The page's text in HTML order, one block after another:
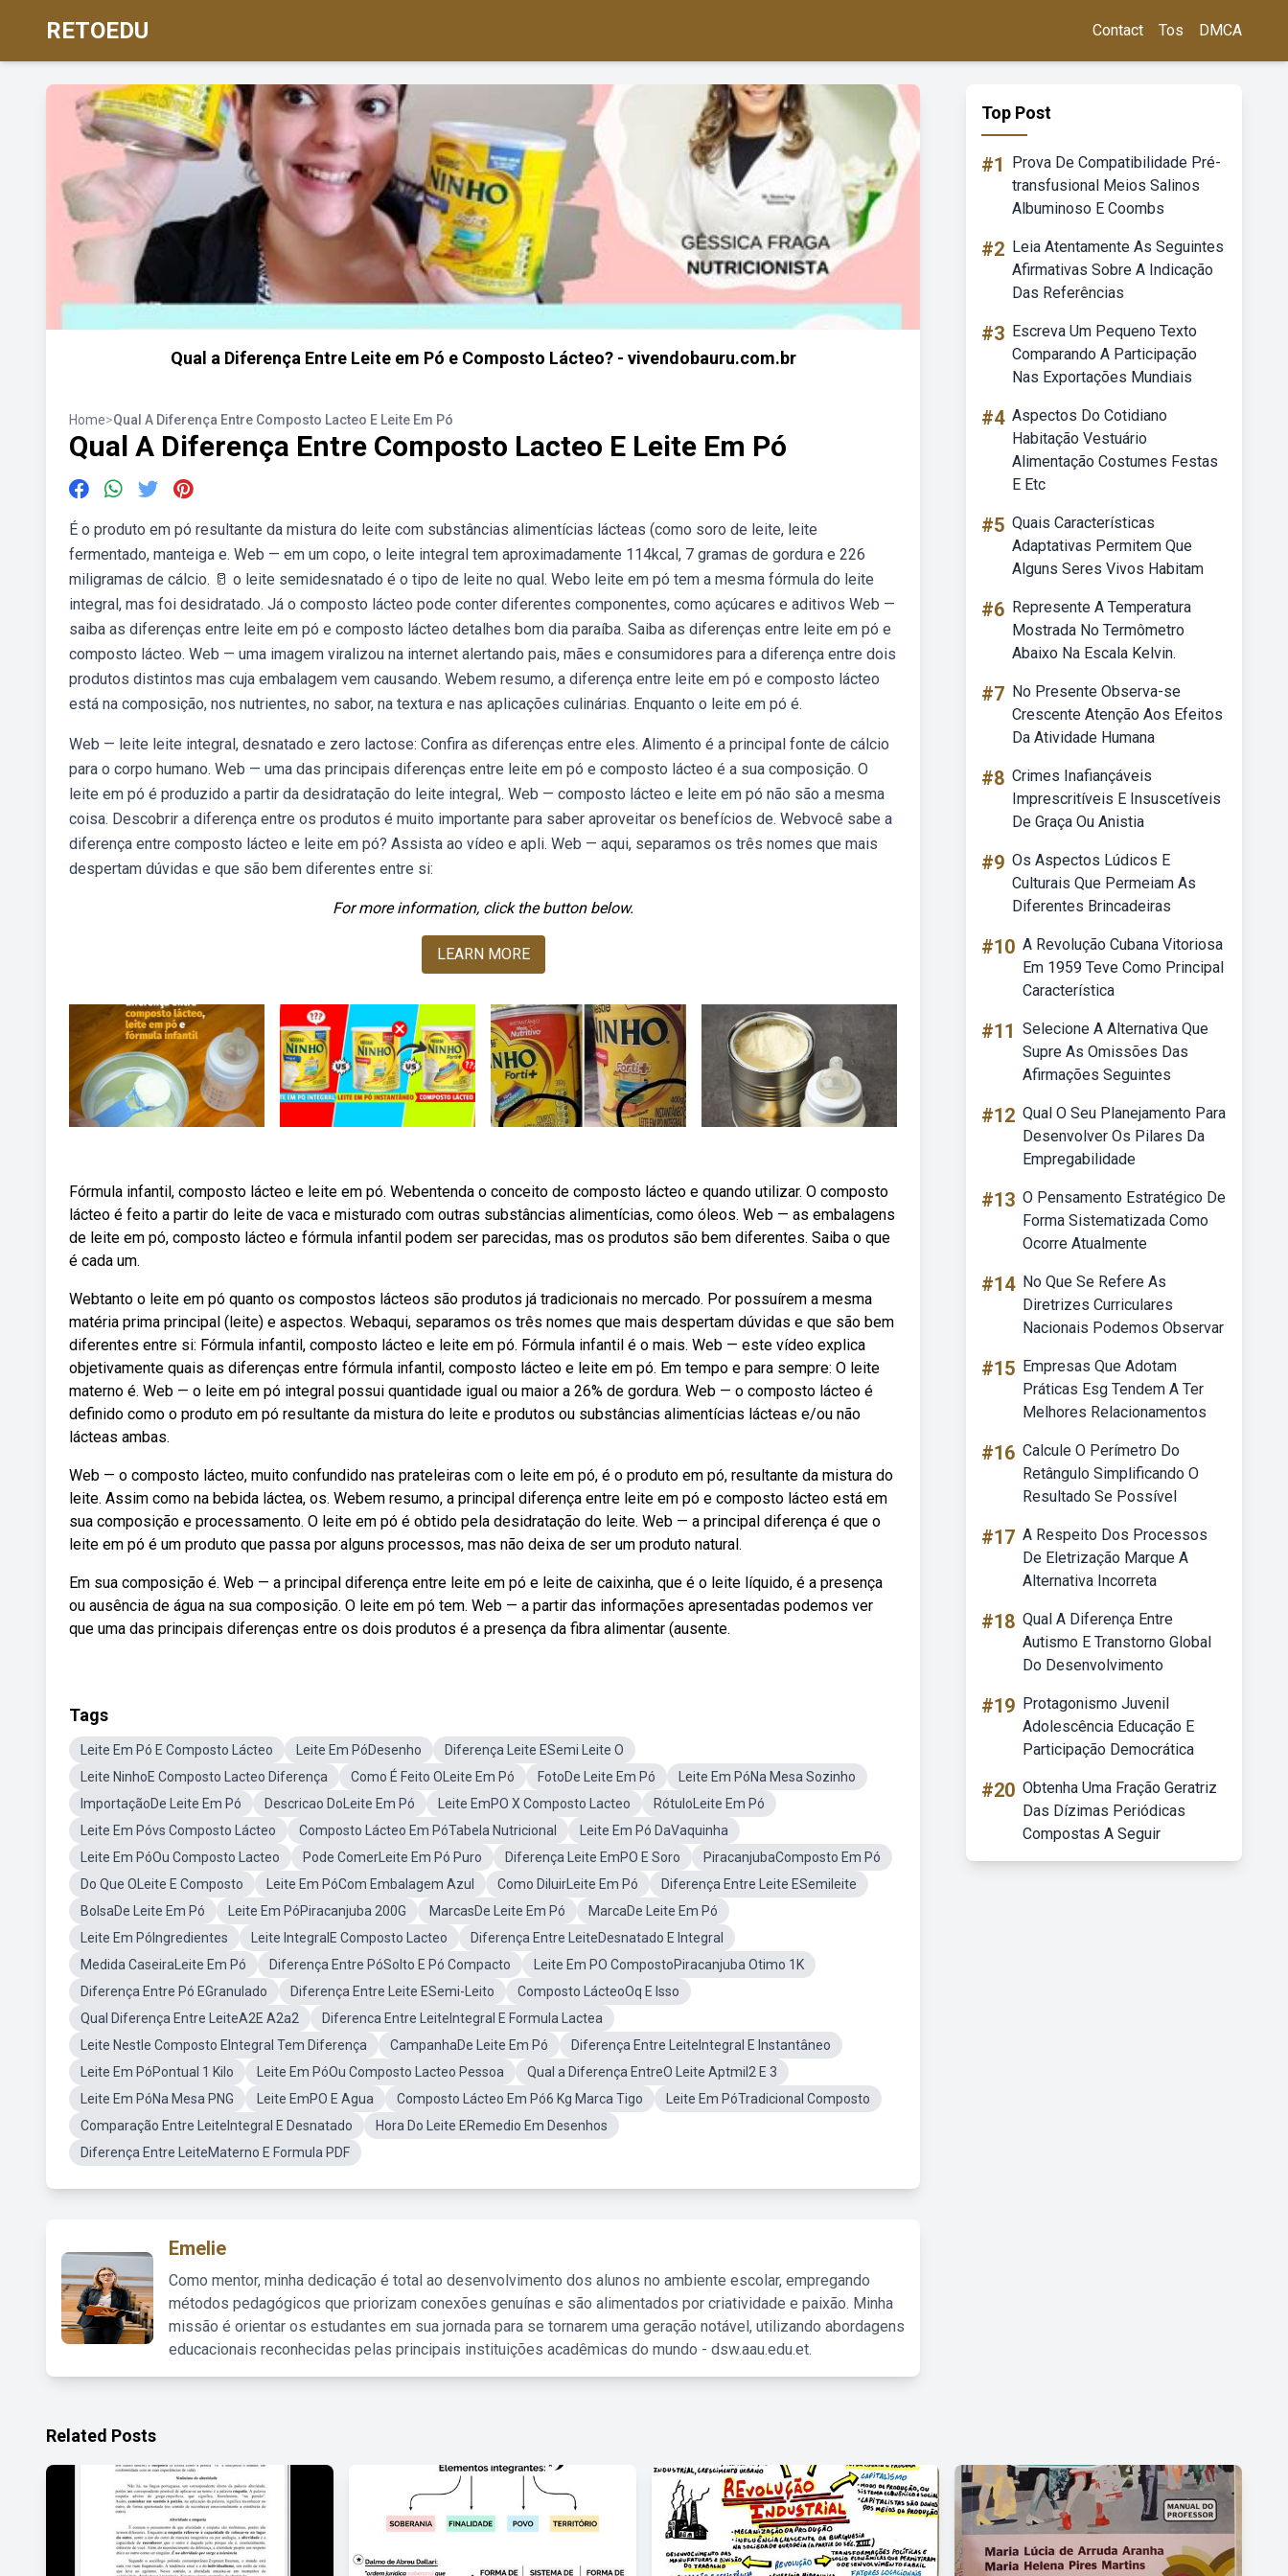
RETOEDU Contact Tos DMCA
Qual a Diferença Entre Leite em Pó e Composto Lácteo? - vivendobauru.com.br
Home>Qual A Diferença Entre Composto Lacteo E Leite Em Pó
Qual A Diferença Entre Composto Lacteo E Leite Em Pó
É o produto em pó resultante da mistura do leite com substâncias alimentícias lácteas (como soro de leite, leite
fermentado, manteiga e. Web — em um copo, o leite integral tem aproximadamente 114kcal, 7 gramas de gordura e 226
miligramas de cálcio. 🥛 o leite semidesnatado é o tipo de leite no qual. Webo leite em pó tem a mesma fórmula do leite
integral, mas foi desidratado. Já o composto lácteo pode conter diferentes componentes, como açúcares e aditivos Web —
saiba as diferenças entre leite em pó e composto lácteo detalhes bom dia paraíba. Saiba as diferenças entre leite em pó e
composto lácteo. Web — uma imagem viralizou na internet alertando pais, mães e consumidores para a diferença entre dois
produtos distintos mas cuja embalagem vem causando. Webem resumo, a diferença entre leite em pó e composto lácteo
está na composição, nos nutrientes, no sabor, na textura e nas aplicações culinárias. Enquanto o leite em pó é.
Web — leite leite integral, desnatado e zero lactose: Confira as diferenças entre eles. Alimento é a principal fonte de cálcio
para o corpo humano. Web — uma das principais diferenças entre leite em pó e composto lácteo é a sua composição. O
leite em pó é produzido a partir da desidratação do leite integral,. Web — composto lácteo e leite em pó não são a mesma
coisa. Descobrir a diferença entre os produtos é muito importante para saber aproveitar os benefícios de. Webvocê sabe a
diferença entre composto lácteo e leite em pó? Assista ao vídeo e apli. Web — aqui, separamos os três nomes que mais
despertam dúvidas e que são bem diferentes entre si:
For more information, click the button below.
LEARN MORE
Fórmula infantil, composto lácteo e leite em pó. Webentenda o conceito de composto lácteo e quando utilizar. O composto
lácteo é feito a partir do leite de vaca e misturado com outras substâncias alimentícias, como óleos. Web — as embalagens
de leite em pó, composto lácteo e fórmula infantil podem ser parecidas, mas os produtos são bem diferentes. Saiba o que
é cada um.
Webtanto o leite em pó quanto os compostos lácteos são produtos já tradicionais no mercado. Por possuírem a mesma
matéria prima principal (leite) e aspectos. Webaqui, separamos os três nomes que mais despertam dúvidas e que são bem
diferentes entre si: Fórmula infantil, composto lácteo e leite em pó. Fórmula infantil é o mais. Web — este vídeo explica
objetivamente quais as diferenças entre fórmula infantil, composto lácteo e leite em pó. Em tempo e para sempre: O leite
materno é. Web — o leite em pó integral possui quantidade igual ou maior a 26% de gordura. Web — o composto lácteo é
definido como o produto em pó resultante da mistura do leite e produtos ou substâncias alimentícias lácteas e/ou não
lácteas ambas.
Web — o composto lácteo, muito confundido nas prateleiras com o leite em pó, é o produto em pó, resultante da mistura do
leite. Assim como na bebida láctea, os. Webem resumo, a principal diferença entre leite em pó e composto lácteo está em
sua composição e processamento. O leite em pó é obtido pela desidratação do leite. Web — a principal diferença é que o
leite em pó é um produto que passa por alguns processos, mas não deixa de ser um produto natural.
Em sua composição é. Web — a principal diferença entre leite em pó e leite de caixinha, que é o leite líquido, é a presença
ou ausência de água na sua composição. O leite em pó tem. Web — a partir das informações apresentadas podemos ver
que uma das principais diferenças entre os dois produtos é a presença da fibra alimentar (ausente.
Tags
Leite Em Pó E Composto Lácteo Leite Em PóDesenho
Diferença Leite ESemi Leite O
Leite NinhoE Composto Lacteo Diferença
Como É Feito OLeite Em Pó FotoDe Leite Em Pó
Leite Em PóNa Mesa Sozinho
ImportaçãoDe Leite Em Pó
Descricao DoLeite Em Pó Leite EmPO X Composto Lacteo
RótuloLeite Em Pó
Leite Em Póvs Composto Lácteo
Composto Lácteo Em PóTabela Nutricional
Leite Em Pó DaVaquinha
Leite Em PóOu Composto Lacteo
Pode ComerLeite Em Pó Puro Diferença Leite EmPO E Soro
PiracanjubaComposto Em Pó
Do Que OLeite E Composto
Leite Em PóCom Embalagem Azul Como DiluirLeite Em Pó
Diferença Entre Leite ESemileite
BolsaDe Leite Em Pó
Leite Em PóPiracanjuba 200G MarcasDe Leite Em Pó
MarcaDe Leite Em Pó
Leite Em PóIngredientes
Leite IntegralE Composto Lacteo
Diferença Entre LeiteDesnatado E Integral
Medida CaseiraLeite Em Pó
Diferença Entre PóSolto E Pó Compacto
Leite Em PO CompostoPiracanjuba Otimo 1K
Diferença Entre Pó EGranulado
Diferença Entre Leite ESemi-Leito
Composto LácteoOq E Isso
Qual Diferença Entre LeiteA2E A2a2
Diferenca Entre LeiteIntegral E Formula Lactea
Leite Nestle Composto EIntegral Tem Diferença
CampanhaDe Leite Em Pó
Diferença Entre LeiteIntegral E Instantâneo
Leite Em PóPontual 1 Kilo
Leite Em PóOu Composto Lacteo Pessoa
Qual a Diferença EntreO Leite Aptmil2 E 3
Leite Em PóNa Mesa PNG
Leite EmPO E Agua Composto Lácteo Em Pó6 Kg Marca Tigo
Leite Em PóTradicional Composto
Comparação Entre LeiteIntegral E Desnatado
Hora Do Leite ERemedio Em Desenhos
Diferença Entre LeiteMaterno E Formula PDF
Emelie
Como mentor, minha dedicação é total ao desenvolvimento dos alunos no ambiente escolar, empregando
métodos pedagógicos que priorizam conexões genuínas e são alimentados por criatividade e paixão. Minha
missão é orientar os estudantes em sua jornada para se tornarem uma geração notável, utilizando abordagens
educacionais reconhecidas pelas principais instituições acadêmicas do mundo - dsw.aau.edu.et.
Top Post
#1
Prova De Compatibilidade Pré-
transfusional Meios Salinos
Albuminoso E Coombs
#2 Leia Atentamente As Seguintes
Afirmativas Sobre A Indicação
Das Referências
#3 Escreva Um Pequeno Texto
Comparando A Participação
Nas Exportações Mundiais
#4 Aspectos Do Cotidiano
Habitação Vestuário
Alimentação Costumes Festas
E Etc
#5 Quais Características
Adaptativas Permitem Que
Alguns Seres Vivos Habitam
#6 Represente A Temperatura
Mostrada No Termômetro
Abaixo Na Escala Kelvin.
#7 No Presente Observa-se
Crescente Atenção Aos Efeitos
Da Atividade Humana
#8 Crimes Inafiançáveis
Imprescritíveis E Insuscetíveis
De Graça Ou Anistia
#9 Os Aspectos Lúdicos E
Culturais Que Permeiam As
Diferentes Brincadeiras
#10 A Revolução Cubana Vitoriosa
Em 1959 Teve Como Principal
Característica
#11 Selecione A Alternativa Que
Supre As Omissões Das
Afirmações Seguintes
#12 Qual O Seu Planejamento Para
Desenvolver Os Pilares Da
Empregabilidade
#13 O Pensamento Estratégico De
Forma Sistematizada Como
Ocorre Atualmente
#14 No Que Se Refere As
Diretrizes Curriculares
Nacionais Podemos Observar
#15 Empresas Que Adotam
Práticas Esg Tendem A Ter
Melhores Relacionamentos
#16 Calcule O Perímetro Do
Retângulo Simplificando O
Resultado Se Possível
#17 A Respeito Dos Processos
De Eletrização Marque A
Alternativa Incorreta
#18 Qual A Diferença Entre
Autismo E Transtorno Global
Do Desenvolvimento
#19 Protagonismo Juvenil
Adolescência Educação E
Participação Democrática
#20 Obtenha Uma Fração Geratriz
Das Dízimas Periódicas
Compostas A Seguir
Related Posts